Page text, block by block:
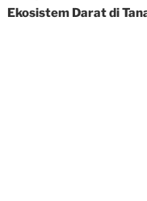
Ekosistem Darat di